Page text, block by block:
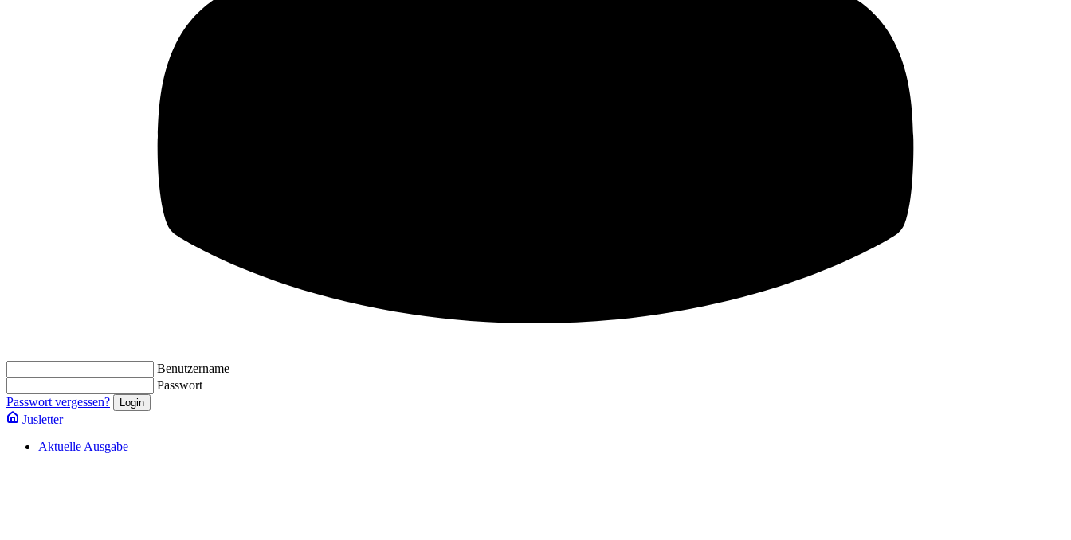
Benutzername
Passwort
Passwort vergessen?
Jusletter
Aktuelle Ausgabe